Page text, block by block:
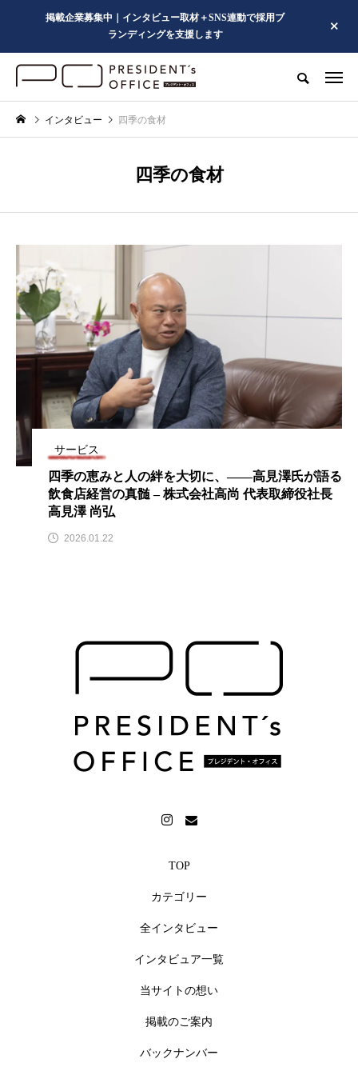
掲載企業募集中｜インタビュー取材＋SNS連動で採用ブ
ランディングを支援します
インタビュー 四季の食材
四季の食材
サービス
四季の恵みと人の絆を大切に、――高見澤氏が語る
飲食店経営の真髄 – 株式会社高尚 代表取締役社長
高見澤 尚弘
2026.01.22
TOP
カテゴリー
全インタビュー
インタビュア一覧
当サイトの想い
掲載のご案内
バックナンバー